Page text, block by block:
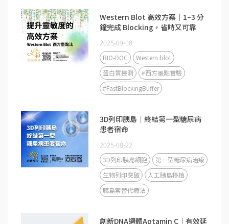
Western Blot 高效方案｜1–3 分
鐘完成 Blocking，省時又可靠
2025-09-08
BIO-DOC
Western blot
蛋白質檢測
#西方墨點實驗
#FastBlockingBuffer
3D列印胰島｜終結第一型糖尿病
患者宿命
2025-08-22
3D列印胰島細胞
第一型糖尿病治療
生物列印突破
人工胰島移植
胰島素替代療法
創新DNA適體Aptamin C｜有效延